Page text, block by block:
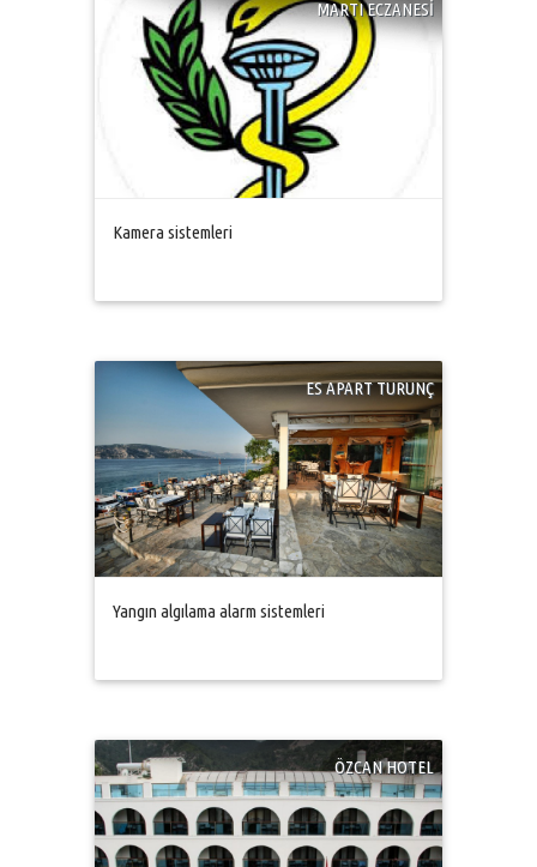
MARTI ECZANESİ
Kamera sistemleri
ES APART TURUNÇ
Yangın algılama alarm sistemleri
ÖZCAN HOTEL